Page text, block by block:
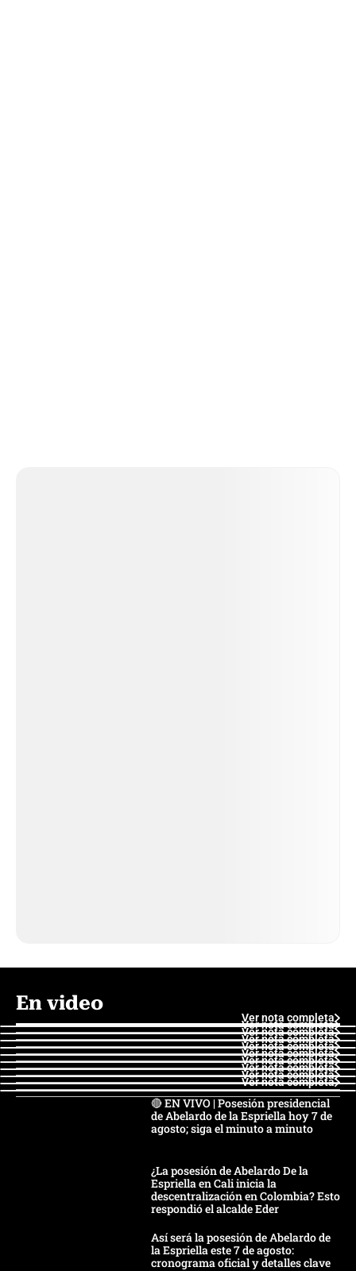
En video
Ver nota completa
Ver nota completa
Ver nota completa
Ver nota completa
Ver nota completa
Ver nota completa
Ver nota completa
Ver nota completa
Ver nota completa
Ver nota completa
🔴 EN VIVO | Posesión presidencial
de Abelardo de la Espriella hoy 7 de
agosto; siga el minuto a minuto
¿La posesión de Abelardo De la
Espriella en Cali inicia la
descentralización en Colombia? Esto
respondió el alcalde Eder
Así será la posesión de Abelardo de
la Espriella este 7 de agosto:
cronograma oficial y detalles clave